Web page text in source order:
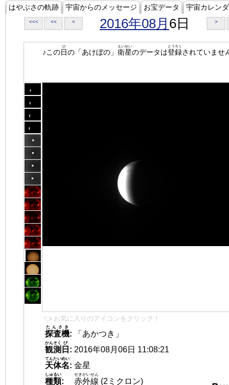
はやぶさの軌跡 宇宙からのメッセージ お宝データ 宇宙カレン
<<< << < 2016年08月 6日 >
♪この日
ひ
の「あけぼの」 衛星
えいせい
のデータは登録
とうろく
されていませ
👈 お気に入りのアイコンをクリック！
探査機
たんさき
:
「あかつき」
観測
かんそく
日
び
: 2016年08月06日 11:08:21
天体名
てんたいめい
: 金星
種類
しゅるい
: 赤外線
せきがいせん
(2ミクロン)